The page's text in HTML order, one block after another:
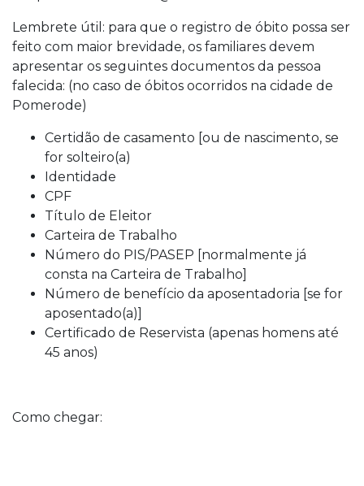
Lembrete útil: para que o registro de óbito possa ser
feito com maior brevidade, os familiares devem
apresentar os seguintes documentos da pessoa
falecida: (no caso de óbitos ocorridos na cidade de
Pomerode)
Certidão de casamento [ou de nascimento, se
for solteiro(a)
Identidade
CPF
Título de Eleitor
Carteira de Trabalho
Número do PIS/PASEP [normalmente já
consta na Carteira de Trabalho]
Número de benefício da aposentadoria [se for
aposentado(a)]
Certificado de Reservista (apenas homens até
45 anos)
Como chegar: